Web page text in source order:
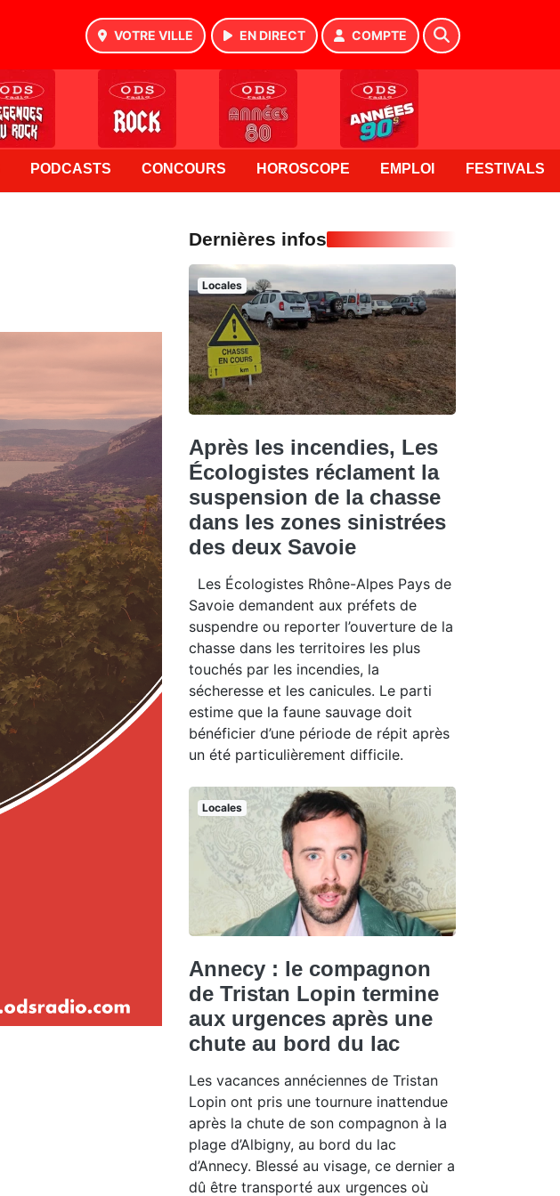
VOTRE VILLE EN DIRECT COMPTE
PODCASTS CONCOURS HOROSCOPE EMPLOI FESTIVALS
Dernières infos
Locales
Après les incendies, Les
Écologistes réclament la
suspension de la chasse
dans les zones sinistrées
des deux Savoie
Les Écologistes Rhône-Alpes Pays de
Savoie demandent aux préfets de
suspendre ou reporter l’ouverture de la
chasse dans les territoires les plus
touchés par les incendies, la
sécheresse et les canicules. Le parti
estime que la faune sauvage doit
bénéficier d’une période de répit après
un été particulièrement difficile.
Locales
Annecy : le compagnon
de Tristan Lopin termine
aux urgences après une
chute au bord du lac
Les vacances annéciennes de Tristan
Lopin ont pris une tournure inattendue
après la chute de son compagnon à la
plage d’Albigny, au bord du lac
d’Annecy. Blessé au visage, ce dernier a
dû être transporté aux urgences où